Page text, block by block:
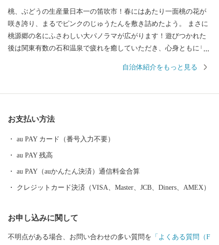
桃、ぶどうの生産量日本一の笛吹市！春にはあたり一面桃の花が
咲き誇り、まるでピンクのじゅうたんを敷き詰めたよう。 まさに
桃源郷の名にふさわしい大パノラマが広がります！遊びつかれた
後は関東有数の石和温泉で疲れを癒していただき、心身ともにリ
まで大人気のシャインマスカットです。その他、一年を通じて笛
自治体紹介をもっと見る
お支払い方法
au PAY カード（番号入力不要）
au PAY 残高
au PAY（auかんたん決済）通信料金合算
クレジットカード決済（VISA、Master、JCB、Diners、AMEX）
お申し込みに関して
不明点がある場合、お問い合わせの多い質問を 「よくある質問（F